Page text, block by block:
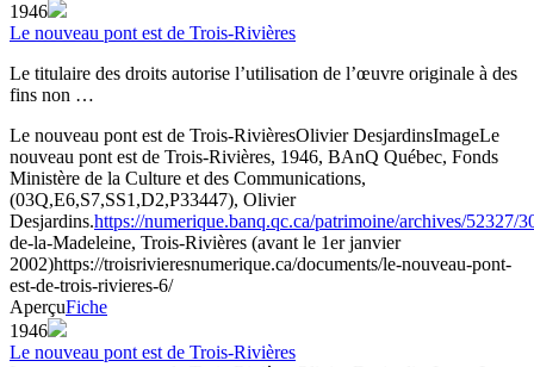
1946
Le nouveau pont est de Trois-Rivières
Le titulaire des droits autorise l’utilisation de l’œuvre originale à des
fins non …
Le nouveau pont est de Trois-RivièresOlivier DesjardinsImageLe
nouveau pont est de Trois-Rivières, 1946, BAnQ Québec, Fonds
Ministère de la Culture et des Communications,
(03Q,E6,S7,SS1,D2,P33447), Olivier
Desjardins.https://numerique.banq.qc.ca/patrimoine/archives/52327/
de-la-Madeleine, Trois-Rivières (avant le 1er janvier
2002)https://troisrivieresnumerique.ca/documents/le-nouveau-pont-
est-de-trois-rivieres-6/
AperçuFiche
1946
Le nouveau pont est de Trois-Rivières